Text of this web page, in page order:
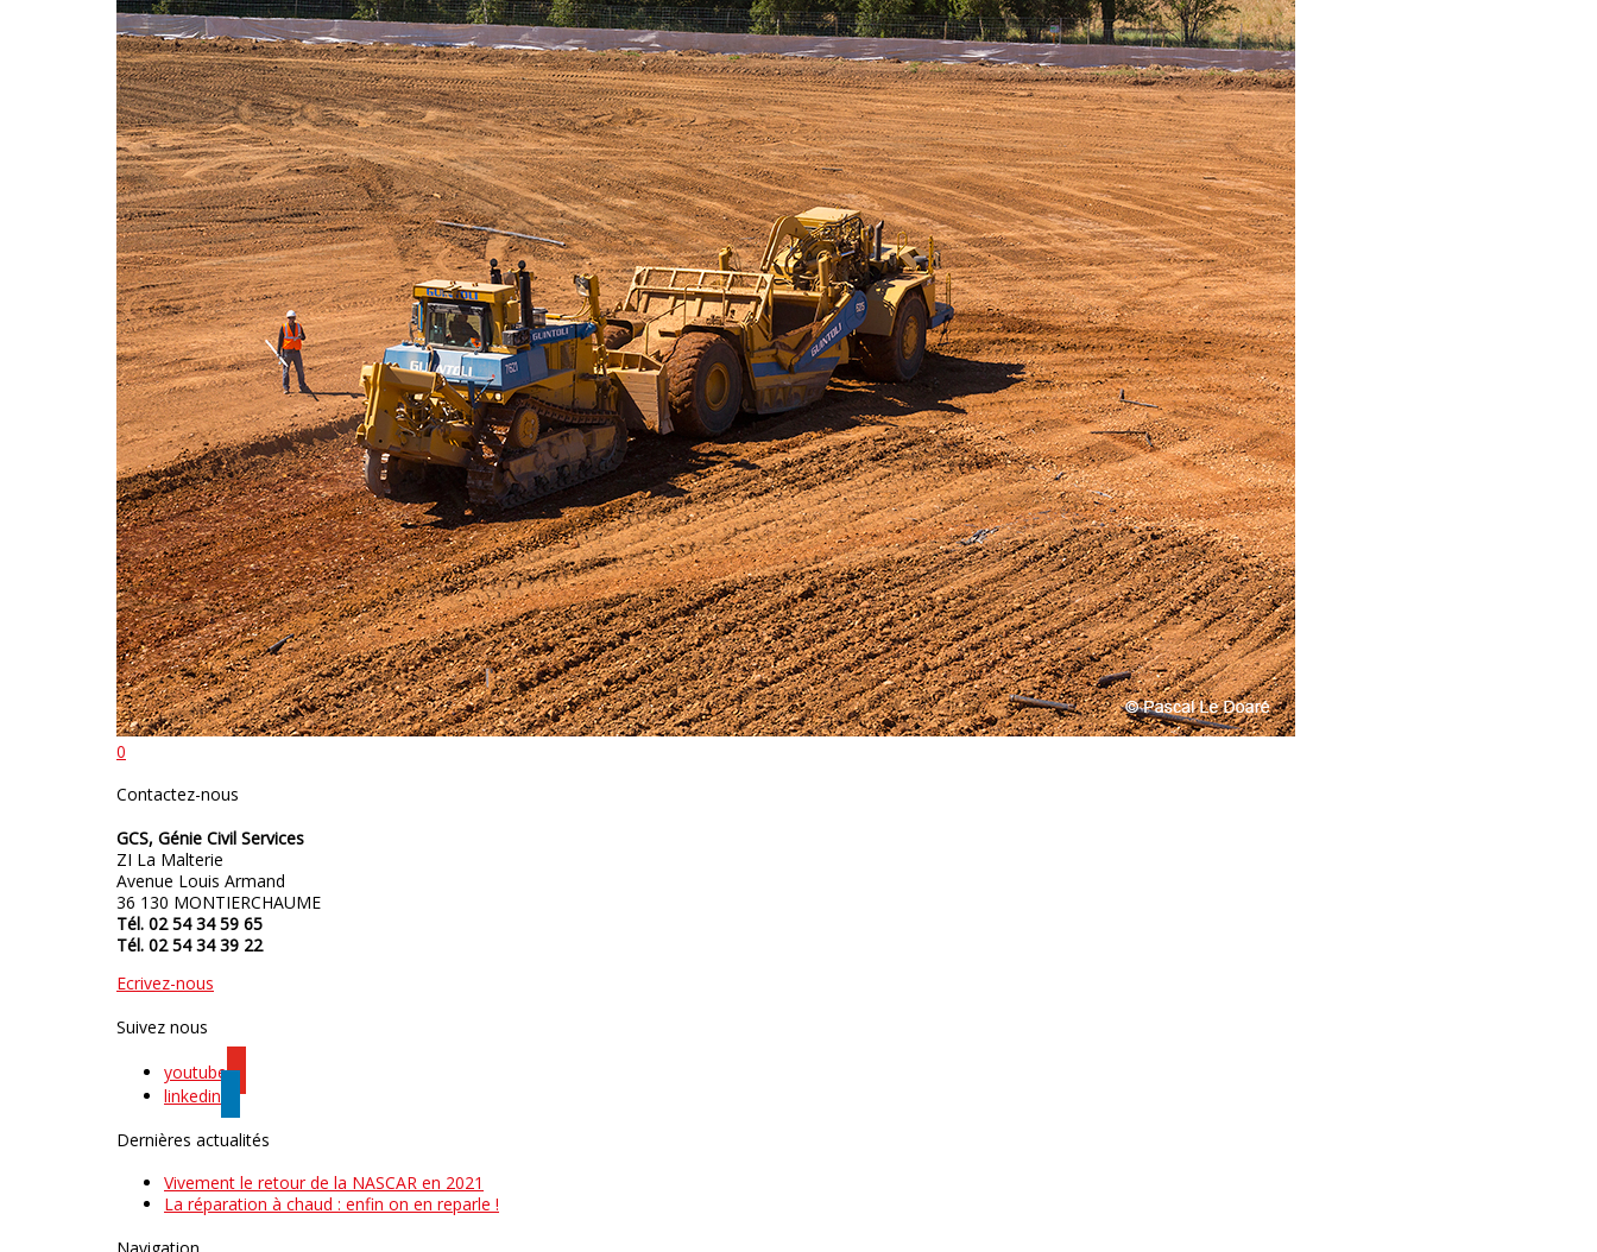
0
Contactez-nous
GCS, Génie Civil Services
ZI La Malterie
Avenue Louis Armand
36 130 MONTIERCHAUME
Tél. 02 54 34 59 65
Tél. 02 54 34 39 22
Ecrivez-nous
Suivez nous
youtube
linkedin
Dernières actualités
Vivement le retour de la NASCAR en 2021
La réparation à chaud : enfin on en reparle !